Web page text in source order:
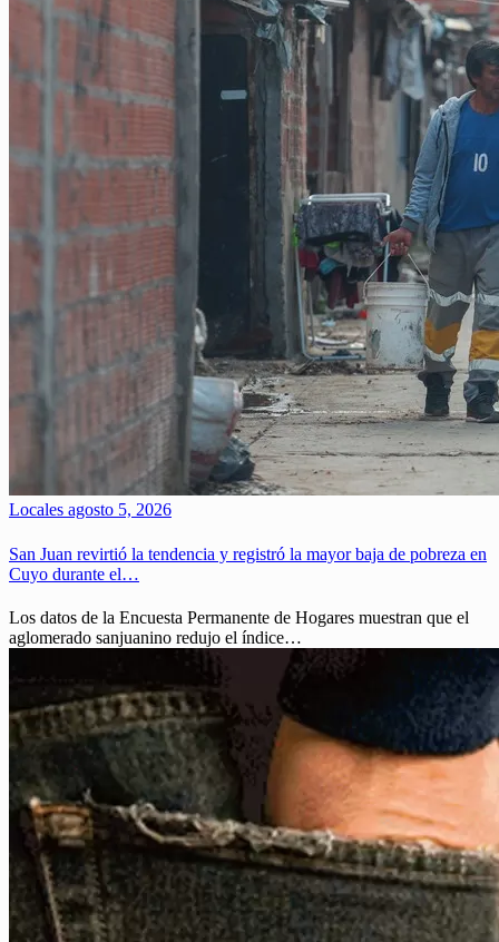
Locales agosto 5, 2026
San Juan revirtió la tendencia y registró la mayor baja de pobreza en
Cuyo durante el…
Los datos de la Encuesta Permanente de Hogares muestran que el
aglomerado sanjuanino redujo el índice…